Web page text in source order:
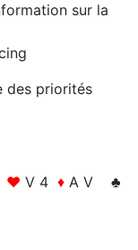
sur la
des priorités
♥ V 4 ♦ A V ♣